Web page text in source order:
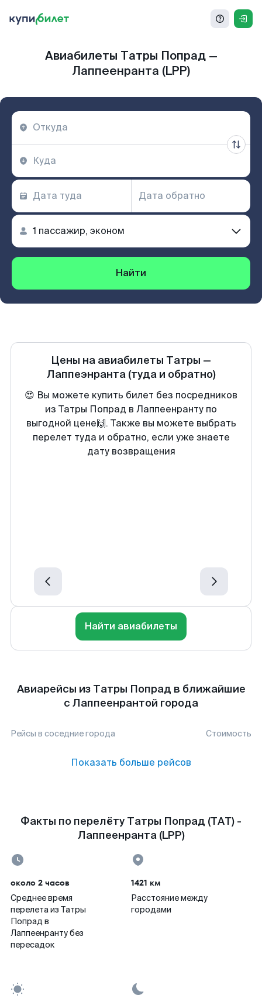
Авиабилеты Татры Попрад —
Лаппеенранта (LPP)
Найти
Цены на авиабилеты Татры —
Лаппеэнранта (туда и обратно)
😍 Вы можете купить билет без посредников
из Татры Попрад в Лаппеенранту по
выгодной цене🙌. Также вы можете выбрать
перелет туда и обратно, если уже знаете
дату возвращения
Найти авиабилеты
Авиарейсы из Татры Попрад в ближайшие
с Лаппеенрантой города
Рейсы в соседние города Стоимость
Показать больше рейсов
Факты по перелёту Татры Попрад (TAT) -
Лаппеенранта (LPP)
около 2 часов
Среднее время
перелета из Татры
Попрад в
Лаппеенранту без
пересадок
1421 км
Расстояние между
городами